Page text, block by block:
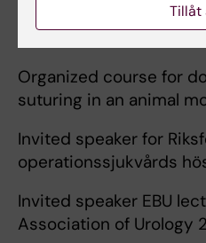
Mentor education for
2004
Organized course for
suturing in an animal
Invited speaker for
operationssjukvårds
Invited speaker EBU
Association of Urology
Tillåt